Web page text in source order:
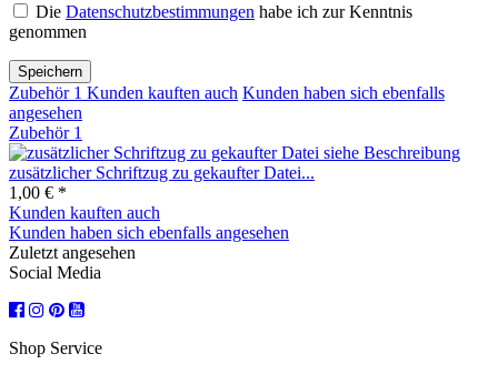
Die Datenschutzbestimmungen habe ich zur Kenntnis
genommen
Speichern
Zubehör 1 Kunden kauften auch Kunden haben sich ebenfalls
angesehen
Zubehör 1
zusätzlicher Schriftzug zu gekaufter Datei...
1,00 € *
Kunden kauften auch
Kunden haben sich ebenfalls angesehen
Zuletzt angesehen
Social Media
Shop Service